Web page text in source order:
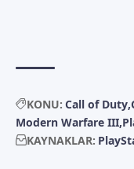
KONU: Call of Duty
Modern Warfare III
KAYNAKLAR: